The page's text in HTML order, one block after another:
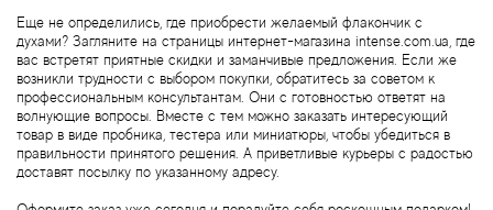
Еще не определились, где приобрести желаемый флакончик с
духами? Загляните на страницы интернет-магазина intense.com.ua, где
вас встретят приятные скидки и заманчивые предложения. Если же
возникли трудности с выбором покупки, обратитесь за советом к
профессиональным консультантам. Они с готовностью ответят на
волнующие вопросы. Вместе с тем можно заказать интересующий
товар в виде пробника, тестера или миниатюры, чтобы убедиться в
правильности принятого решения. А приветливые курьеры с радостью
доставят посылку по указанному адресу.
Calypso Christiane Celle
Canali
Carla Fracci
Carner Barcelona